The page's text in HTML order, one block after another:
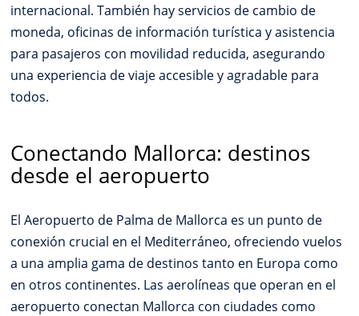
internacional. También hay servicios de cambio de
moneda, oficinas de información turística y asistencia
para pasajeros con movilidad reducida, asegurando
una experiencia de viaje accesible y agradable para
todos.
Conectando Mallorca: destinos
desde el aeropuerto
El Aeropuerto de Palma de Mallorca es un punto de
conexión crucial en el Mediterráneo, ofreciendo vuelos
a una amplia gama de destinos tanto en Europa como
en otros continentes. Las aerolíneas que operan en el
aeropuerto conectan Mallorca con ciudades como